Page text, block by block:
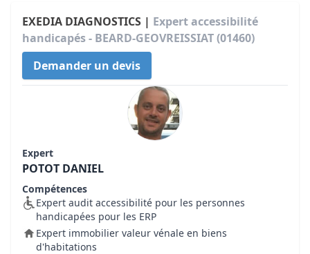
EXEDIA DIAGNOSTICS | Expert accessibilité
handicapés - BEARD-GEOVREISSIAT (01460)
Demander un devis
Expert
POTOT DANIEL
Compétences
Expert audit accessibilité pour les personnes
handicapées pour les ERP
Expert immobilier valeur vénale en biens
d'habitations